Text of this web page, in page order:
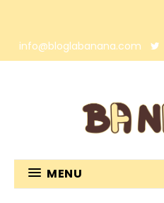
info@bloglabanana.com
MENU